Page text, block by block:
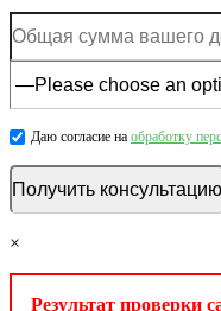
Даю согласие на обработку
×
Результат проверки